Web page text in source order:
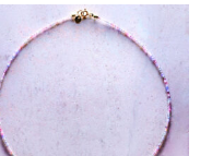
cen:
od
189,00 zł
do
239,00 zł